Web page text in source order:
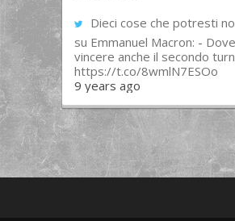
Dieci cose che potresti
su Emmanuel Macron: -
vincere anche il secondo
https://t.co/8wmlN7ESOo
9 years ago